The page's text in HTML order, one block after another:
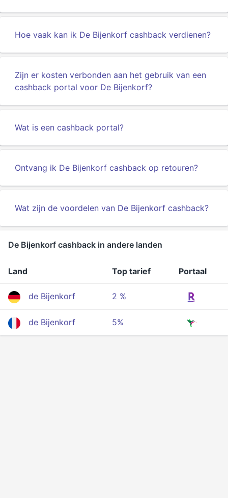
Hoe vaak kan ik De Bijenkorf cashback verdienen?
Zijn er kosten verbonden aan het gebruik van een
cashback portal voor De Bijenkorf?
Wat is een cashback portal?
Ontvang ik De Bijenkorf cashback op retouren?
Wat zijn de voordelen van De Bijenkorf cashback?
De Bijenkorf cashback in andere landen
Land Top tarief Portaal
de Bijenkorf 2 %
de Bijenkorf 5%